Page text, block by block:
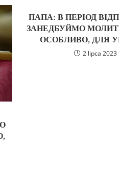
ПАПА: В ПЕРІОД
ЗАНЕДБУЙМО
ОСОБЛИВО, ДЛЯ
2 lipca 2023